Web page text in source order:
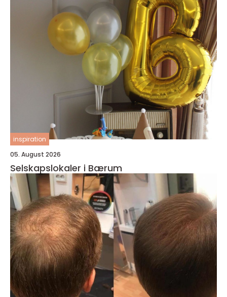
inspiration
05. August 2026
Selskapslokaler i Bærum